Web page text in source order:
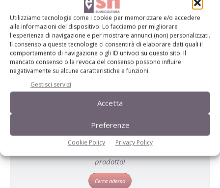
Utilizziamo tecnologie come i cookie per memorizzare e/o accedere
alle informazioni del dispositivo. Lo facciamo per migliorare
l'esperienza di navigazione e per mostrare annunci (non) personalizzati.
Il consenso a queste tecnologie ci consentirà di elaborare dati quali il
comportamento di navigazione o gli ID univoci su questo sito. Il
mancato consenso o la revoca del consenso possono influire
negativamente su alcune caratteristiche e funzioni.
Gestisci servizi
Accetta
Preferenze
Cookie Policy Privacy Policy
E-magazine
Tecniche, prodotti e servizi dalle aziende
Catalogo Aziende e Prodotti
Un modo semplice per cercare un'azienda o un
prodotto!
Cerca adesso